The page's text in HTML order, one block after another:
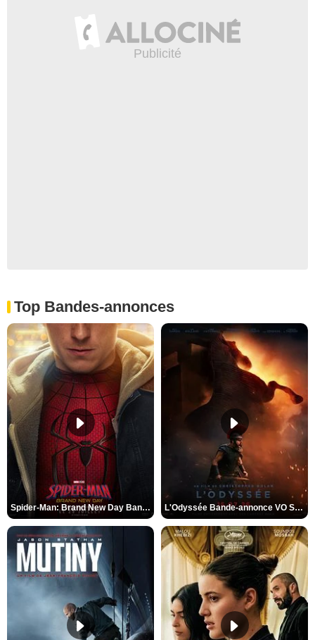
Top Bandes-annonces
Spider-Man: Brand New Day Bande-annonce VO STFR L'Odyssée Bande-annonce VO STFR